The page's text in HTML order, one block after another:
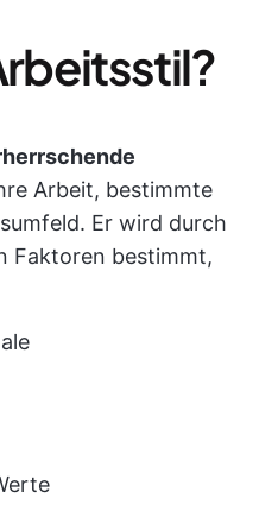
Arbeit, bestimmte
Er wird durch
Faktoren bestimmt,